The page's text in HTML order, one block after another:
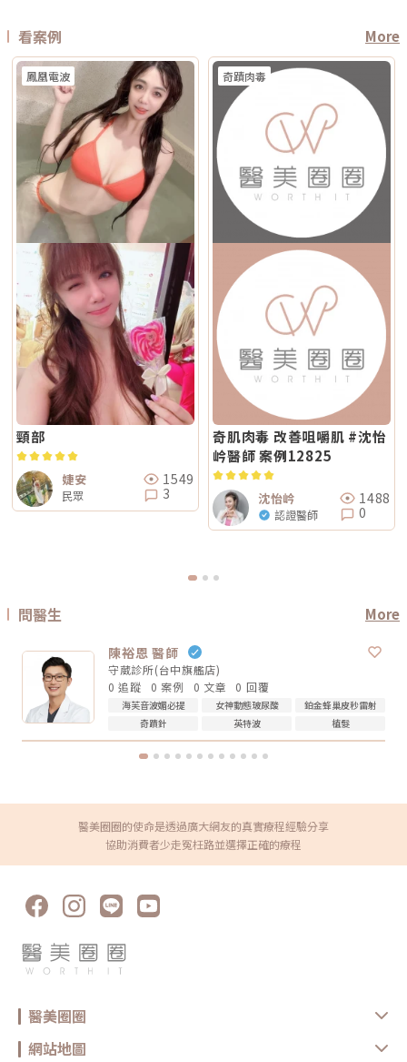
八歲者不建議未成年人接受此類治療，除非有醫療必要且經監護人與專業醫
雷射有什麼最大差別？Reepot 的能量作用以機械式震動為主，而非傳統以
熱破壞色素為核心的方式，因此對周邊組織較為溫和，修復期相對短。搭配
AI 智慧影像分析與低溫保護，可讓能量更集中在斑點本身，減少熱擴散造成
的紅腫或反黑風險。對於需要更加精準、可控的淺層色素改善者，是較新的
治療選擇。Q2：一次療程能看到效果嗎？需要做幾次比較理想？淺層曬
斑、雀斑在單次治療後多半能看到初步變化；但深層或混合型色素通常需要
多次治療，效果會以「循序淡化」的方式呈現。實際次數與間隔仍須依個人
膚況並由醫師評估調整。Q3：Reepot 是否有反黑風險？術後該注意什麼？
任何除斑型雷射都可能有反黑風險，但 Reepot 因熱傷害較低、加上冷卻系
統保護，發生率較低。術後的關鍵在於防曬和保濕，尤其治療後一週避免曝
曬、蒸氣、刺激性保養品。若依照術後指示照護，能大幅降低色素反應的機
會。Q4：敏感肌或薄皮膚適合做 Reepot 嗎？Reepot 的能量模式相對溫
和，加上冷卻保護，對敏感肌而言較為友善。但敏感肌的特性是屏障本身不
穩定，因此治療前仍需要專業檢視膚況，若正處於發炎、乾裂或紅敏期，建
議先穩定皮膚後再安排療程。Q5：做 Reepot 之後多久可以搭配其他醫美
療程？治療後皮膚需要時間恢復，因此若要搭配保濕導入、水光等溫和療
程，通常約 2～3 週即可視膚況安排；若是皮秒、飛梭、強效換膚或注射等
刺激性較高的項目，建議至少間隔 4 週再評估。適當的間隔能降低反黑與過
度刺激的風險，也讓後續療程效果更穩定。Q6：Reepot 的療程費用大約是
多少？Reepot 的價格會依照治療部位、所需的能量深度、是否搭配其他療
程以及整體規劃次數而有所差異。一般費用多落在一萬至三萬多元之間，但
實際金額仍需依個人斑點狀況與療程組合評估後才能確認。建議先安排諮
詢，由專業醫療人員確認膚況後提供最適合的治療方案與費用。Q7：
Reepot 術後的人工皮需要貼多久？Reepot 治療後會在局部覆蓋人工皮，
主要是保護剛治療的肌膚並協助屏障修復。人工皮不建議自行撕除，多數人
會在約兩週左右回診時，由醫療人員視膚況協助取下。人工皮脫落後，治療
部位的色素也會在這段期間逐漸代謝、變淡。斑點帶來的影響，往往不只是
外觀變化，更讓人感到氣色黯淡、不如以往。隨著醫美技術不斷推陳出新，
Reepot AI 時光雷射為色素治療帶來更精準、可控的方式，讓除斑不再停留
在效果難預測的時代。期望這篇文章能幫助你清楚掌握除斑方向與選擇，在
規劃療程時，也建議由專業醫師根據膚況量身評估，找到最適合、安全的改
善方式。★溫馨提醒★小編要提醒大家，醫療並非單純的商業交易，所有的
療程都伴隨著風險。因此，作為消費者應該謹慎選擇合適的醫療方案，以確
保安全與健康。
可以優先評估音波。 如果同時有鬆和垂：可以和醫師討論電音波搭配。這
也是為什麼現在很多醫師會用「複合式療程」來做規劃。不是每個人都只需
要一種療程，而是要看老化主要發生在哪一層，再決定適合電波、音波，還
是兩者搭配。電波音波可以一起打嗎？可以，但不是每個人都一定需要。電
波和音波作用原理不同，所以在醫師評估下，兩者確實可以搭配。常見做法
是用音波處理深層輪廓拉提，再用電波改善皮膚緊緻與膚質鬆弛，讓效果更
全面。不過，電音波不是「全部打越多越好」。發數、能量、施作順序、間
隔時間，都需要依照個人臉部條件設計。如果臉部脂肪偏少、皮膚偏薄、曾
做過其他療程，或是近期剛打過針劑，更要讓醫師完整評估，避免過度治
療。做電波音波前，要注意哪些事？第一，先判斷自己是哪一種老化問題在
選電波或音波前，先不要急著問「哪個比較好」，而是要先看自己的老化問
題屬於哪一種。臉部老化常見可分成四大類：組織鬆弛下垂、結構性凹陷、
皺紋形成、膚質老化。電波和音波主要處理的是「鬆弛與下垂」這一類問
題。電波偏向改善皮膚鬆弛、細紋與緊緻度；音波偏向改善輪廓下垂、嘴邊
肉與下顎線模糊。但如果是太陽穴凹陷、淚溝、臉頰凹陷這類結構性凹陷，
或是斑點、色素沉澱這類膚質問題，單靠電波或音波不一定能解決，需要搭
配其他療程評估。第二，不要只看價格，更要看療程規劃是否合理電波音波
的價格會受到儀器種類、探頭、發數、施作部位、能量設定與診所規劃影
響。價格便宜不一定不好，但如果只用價格做決定，很容易忽略真正重要的
事：這療程到底有沒有符合你的臉部狀況？同樣是音波，有人需要加強下顎
線，有人需要處理嘴邊肉；同樣是電波，有人重點在眼周細紋，有人重點在
臉頰鬆弛。規劃不同，效果自然也會不同。所以選療程時，不只要問「多少
錢」，也要問清楚：使用什麼儀器？施作哪些部位？大約發數或治療範圍怎
麼規劃？為什麼我的狀況適合這個療程？第三，確認儀器來源、探頭耗材與
施作人員電波音波屬於能量型醫美療程，安全性和儀器來源、探頭耗材、操
作經驗都有關。建議選擇前可以確認是否為合法原廠認證儀器、是否使用原
廠探頭或合規耗材，以及是否由合格專業醫療人員評估與操作。另外，醫師
的臉部解剖概念與美感判斷也很重要。因為電波音波不是「能量越強越
好」，而是要看你的皮膚厚度、脂肪量、鬆弛程度、臉型比例去調整。過度
治療不一定更漂亮，反而可能不自然或效果不如預期。第四，效果需要時
間，不要用術後當天判斷成敗電波和音波都是透過熱能刺激膠原蛋白反應，
不是做完當天就完成全部效果。部分人術後會先感覺皮膚變緊、輪廓比較
順，但真正的膠原蛋白新生與重組，通常需要數週到數月慢慢發生。所以做
完後不要急著用第一天的樣子判斷有沒有用，也不要因為短期內沒有巨大變
化就立刻否定療程。非侵入式拉提的特色通常是漸進、自然，而不是突然大
幅改變。第五，不要期待一次療程解決所有老化問題臉部老化不是只有皮膚
鬆而已，還可能包含膠原蛋白流失、脂肪位移、骨架支撐變弱、皮膚厚度改
變等不同層次的問題。電波可以改善皮膚緊緻度與膚質，音波可以幫助輪廓
拉提與深層支撐，但它們不一定能取代針劑、填充、雷射、手術或其他療
程。比較正確的觀念是：電波音波不是萬能療程，而是抗老規劃中的一部
感。不過疼痛感會受到能量設定、施作部位、個人耐受度、儀器種類影響，
可能會有短暫泛紅、腫脹、痠感或觸痛，通常會逐漸緩解。實際狀況仍需依
已經有明顯輪廓下垂，也可以和醫師討論音波。但年齡不是唯一標準，皮膚
厚度、脂肪量、鬆弛程度更重要。Q4：電波音波可以取代拉皮手術嗎？不
能完全取代。電波音波適合輕度到中度鬆弛，屬於非侵入式抗老療程。如果
是非常明顯的皮膚鬆垂或組織下滑，仍可能需要評估手術或其他治療方式。
Q5：電波音波多久做一次？每個人的老化程度、儀器種類、能量設定和維
持需求不同，沒有固定答案。一般會由醫師依照膚況、年齡、預算與期待效
果規劃，不建議自己照網路頻率硬套。搞懂電波跟音波的差別，才能選對適
合自己的療程電波跟音波都是常見的非侵入式抗老療程，但它們不是誰取代
誰，也不是誰一定比較好。圈圈提醒，做療程前不要只看網路心得，也不要
先對！★溫馨提醒★小編要提醒大家，醫療並非單純的商業交易，所有的療
程都伴隨著風險。因此，作為消費者應該謹慎選擇合適的醫療方案，以確保
安全與健康。
容積式加熱 療程定位 膚質、細緻、緊緻並重 輪廓、拉提、緊實為主 適合族
冷卻技術 五階七段冷卻系統 分段噴灑冷媒 探頭 雅典娜探頭：臉部 宙斯探
頭：身體 愛神探頭：眼周 紫鑽探頭：臉/四肢 碧眼探頭：眼周 藍鑽探頭：
臉/四肢 黃金探頭：身體 疼痛感 多數定位為較舒適型 但仍因人而異 感受通
常較明顯，但依能量、部位與個人耐受度不同 常見效果感受 膚質變細、臉
部較緊 光澤提升 輪廓變緊、線條感改善 適合重點 想變精緻、自然、保養型
想加強緊緻、抗老、輪廓型 原理差異：單極、雙極到底是什麼？很多人看
到「單極」、「雙極」會覺得很難懂，其實可以用生活化的方式理解。單極
電波：像是把熱能傳遞到較深、較廣的範圍，主要作用於較深層皮膚組織
（以真皮層為主），常被用於緊緻與支撐感相關需求。鳳凰電波即屬於單極
射頻應用。雙極電波：則是將能量集中在兩個電極之間，作用範圍相對較
淺，較常被用於膚質細緻、表層改善等需求。無雙電波的特色，在於將單極
與雙極兩種模式結合於同一療程設計中。根據官方資料，DENSITY 可透過
不同射頻模式，將能量分別作用於深層與淺層皮膚。因此，兩者並不是「誰
比較高級」，而是設計邏輯不同。若主要需求為輪廓拉提與緊緻，單極射頻
為主的療程通常較符合需求；若希望同時兼顧膚質細緻與輕度緊緻，複合式
電波療程則可能更具彈性。效果差異：拉提感、緊緻感、膚質感不一樣1. 拉
提感如果你的主要困擾是「臉部鬆弛」、「下顎線不清楚」或「嘴邊肉變明
顯」，鳳凰電波通常是較常被討論的選項之一。其應用多與輪廓緊緻與鬆弛
改善相關，常見於臉部、眼周與身體的緊緻與平滑需求。2. 膚質感如果你的
問題不是明顯鬆弛，而是「皮膚看起來粗」、「毛孔明顯」、「妝感不服
貼」或整體氣色較疲累，無雙電波的複合式能量設計相對較符合這類需求。
除了緊緻效果外，也常被用於膚質細緻與整體質感提升，因此常被市場定位
為入門型抗老或精緻型電波療程。3. 自然度兩者都屬於非侵入式療程，因此
通常不會像手術或填充療程一樣產生立即的結構性改變，效果多半呈現為漸
進式、自然型。常見的效果訴求差異在於：鳳凰電波多偏向輪廓線條與緊緻
感的提升；無雙電波則較偏向整體膚質細緻、緊實與光澤感的改善。哪一種
比較痛？無雙電波真的比較不痛嗎？疼痛感是很多人選療程時最在意的問
題。以療程設計來看，鳳凰電波因為以單極射頻為主，能量感通常會比較明
顯。部分人會形容為熱、刺、酸、脹，尤其在骨感較明顯或皮膚較薄的位
置，感受可能更強。無雙電波則因為設計上有SAC智能冷卻系統與RIC即時
阻抗偵測補償系統等設計，因此為舒適度較高的電波療程。但這裡要講清
楚：不痛不代表完全沒感覺，舒適也不代表每個人都一樣。疼痛感會受到很
多因素影響，包括： 個人耐痛程度 施作部位 能量設定 是否敷麻 醫師手法
皮膚厚薄與骨感程度 當天身體狀態所以比較精準的說法是：無雙電波通常
被定位為舒適度較佳；鳳凰電波能量感通常較明顯。但實際感受仍需依個人
狀況而定。常見迷思一：鳳凰電波一定比無雙電波強嗎？不一定。「強」要
看你指的是哪一種強。如果說的是深層拉提、輪廓緊緻，鳳凰電波確實是經
典代表。但如果是膚質、細緻度、毛孔與整體保養感，無雙電波可能更符合
程，不是找「最紅的」，而是找「最符合目前需求的」。常見迷思二：電波
做完會立刻小臉嗎？很多人期待電波做完臉馬上小一圈，但這個期待需要調
刺激皮膚組織緊緻與膠原重塑，因此效果通常是逐步變化。有些人做完會覺
得臉比較緊、線條比較順，但真正的膠原變化通常需要時間。Thermage 官
「瞬間換臉」而是「慢慢變緊、變順、變精緻」做電波前需要注意什麼？無
論選無雙電波或鳳凰電波，療程前都建議注意以下幾點： 近期是否懷孕或
哺乳 是否有心律調節器或植入式電子裝置 施作區域是否有金屬植入物 是否
有嚴重皮膚發炎、傷口或感染 近期是否做過其他醫美療程 是否有蟹足腫或
特殊體質 是否正在服用影響皮膚修復的藥物這些資訊都應在諮詢時主動告
知醫療院所，即便是非侵入式療程，也不是每個人都適合做。做完電波後怎
麼保養？電波療程後，多數人不需要長時間恢復期，但仍建議做好基礎照
護： 加強保濕 避免過度去角質 做好防曬 短期內避免高溫環境，例如三溫
暖、烤箱 避免同時疊加刺激性保養品 依照院所指示安排回診或追蹤如果出
現明顯紅腫、疼痛、水泡、凹陷或異常不適，應儘快回原院所或尋求專業醫
鳳凰電波偏向輪廓拉提與深層緊實。選擇重點應該是你的需求，而不是單看
療程定位不同，並非互相取代關係。若主要需求是膚質與輕度緊緻，無雙電
波可能適合；若主要需求是明顯輪廓拉提，鳳凰電波仍有其定位。Q3：無
雙電波適合年輕人嗎？若已開始出現膚質粗糙、毛孔、細紋或輕微鬆弛，無
雙電波可作為早期保養型選項。不過仍建議由專業醫師評估是否真的需要施
果，通常需要定期保養。Q5：做完電波可以馬上化妝嗎？多數情況下恢復
期不長，但實際仍需依個人膚況與療程反應而定。若出現泛紅、敏感或熱
護。選對療程，比跟風更重要無雙電波與鳳凰電波各有優勢，前者偏向細緻
膚質與自然緊緻，後者則更聚焦在輪廓拉提與深層抗老。與其問「哪一個比
較厲害」，不如先釐清自己最在意的是膚質、鬆弛、輪廓，還是整體老化
感。但無論選哪一種，都建議先諮詢合格醫療院所，由專業醫師評估膚況、
時，也建議選擇原廠認證或合法合格的醫療院所，確認設備來源、探頭是否
為原廠正貨，以及操作人員是否具備相關經驗，這些都是影響療程安全與效
合自己的選擇。建議在施作前，先與專業醫療院所充分諮詢，了解自身膚
況、期待效果與可能限制，再做出更安心的決定。真正理想的變美，不是追
https://www.instagram.com/drdeungskinclinic/張英睿皮膚專科診所地
址：新北市板橋區文化路一段118號電話：(02)-2250-6065LINE：
@xat.0000195926.1nzhttps://page.line.me/xat.0000195926.1nz?
openQrModal=true
看案例 More
鳳凰電波
頸部
婕安
民眾
1549
3
奇蹟肉毒
奇肌肉毒 改善咀嚼肌 #沈怡
岒醫師 案例12825
沈怡岒
認證醫師
1488
0
問醫生 More
陳裕恩 醫師
守葳診所(台中旗艦店)
0 追蹤
0 案例 0 文章 0 回覆
海芙音波媚必提 女神動態玻尿酸
鉑金蜂巢皮秒雷射
奇蹟針
英特波 植髮
醫美圈圈的使命是透過廣大網友的真實療程經驗分享
協助消費者少走冤枉路並選擇正確的療程
醫美圈圈
網站地圖